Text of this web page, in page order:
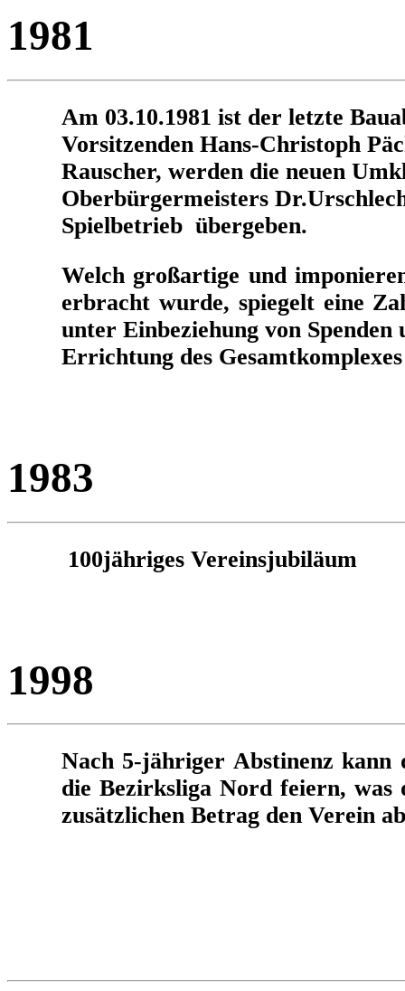
1981
Am 03.10.1981 ist der letzte
Vorsitzenden Hans-Christoph
Rauscher, werden die neuen
Oberbürgermeisters
Spielbetrieb übergeben.
Welch großartige und
erbracht wurde, spiegelt eine
unter Einbeziehung von
Errichtung des
1983
100jähriges Vereinsjubiläum
1998
Nach 5-jähriger Abstinenz kann
die Bezirksliga Nord feiern, was
zusätzlichen Betrag den Verein